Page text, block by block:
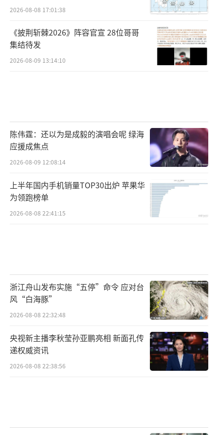
2026-08-08 17:01:38
《披荆斩棘2026》阵容官宣 28位哥哥
集结待发
2026-08-09 13:14:10
陈伟霆：还以为是成毅的演唱会呢 绿海
应援成焦点
2026-08-09 12:08:14
上半年国内手机销量TOP30出炉 苹果华
为领跑榜单
2026-08-08 22:41:15
浙江舟山发布实施“五停”命令 应对台
风“白海豚”
2026-08-08 22:32:48
央视新主播李秋莹孙亚鹏亮相 新面孔传
递权威资讯
2026-08-08 22:38:56